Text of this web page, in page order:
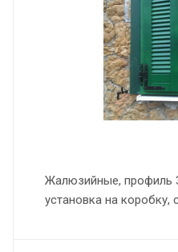
Жалюзийные, профиль
установка на коробку,